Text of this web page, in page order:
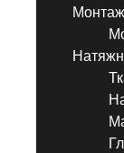
Монтаж